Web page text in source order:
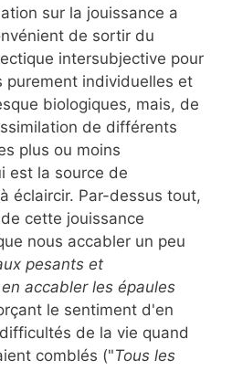
sur la jouissance a
de sortir du
intersubjective pour
purement individuelles et
biologiques, mais, de
de différents
plus ou moins
est la source de
éclaircir. Par-dessus tout,
cette jouissance
nous accabler un peu
pesants et
accabler les épaules
le sentiment d'en
de la vie quand
comblés ("Tous les